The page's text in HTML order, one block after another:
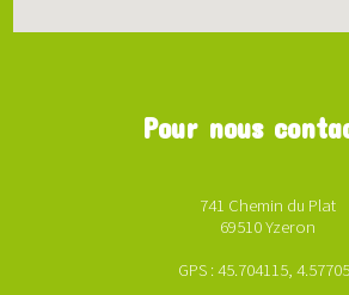
Pour nous
741 Chemin du Plat
69510 Yzeron
GPS : 45.704115,